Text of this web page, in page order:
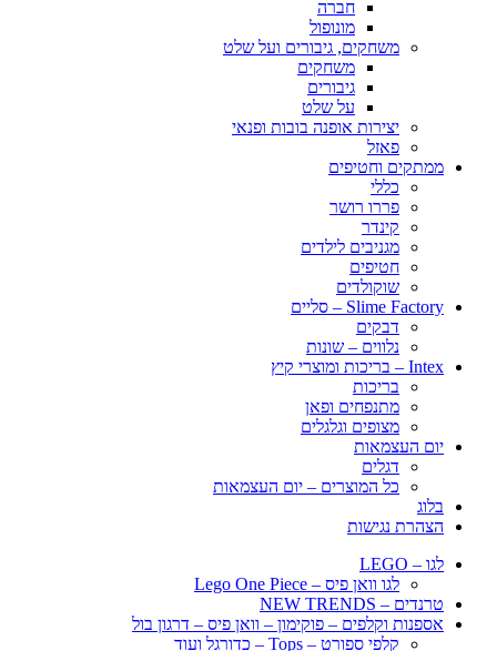
חברה
מונופול
משחקים, גיבורים ועל שלט
משחקים
גיבורים
על שלט
יצירות אופנה בובות ופנאי
פאזל
ממתקים וחטיפים
כללי
פררו רושר
קינדר
מגניבים לילדים
חטיפים
שוקולדים
Slime Factory – סליים
דבקים
נלווים – שונות
Intex – בריכות ומוצרי קיץ
בריכות
מתנפחים ופאן
מצופים וגלגלים
יום העצמאות
דגלים
כל המוצרים – יום העצמאות
בלוג
הצהרת נגישות
לגו – LEGO
לגו וואן פיס – Lego One Piece
טרנדים – NEW TRENDS
אספנות וקלפים – פוקימון – וואן פיס – דרגון בול
קלפי ספורט – Tops – כדורגל ועוד